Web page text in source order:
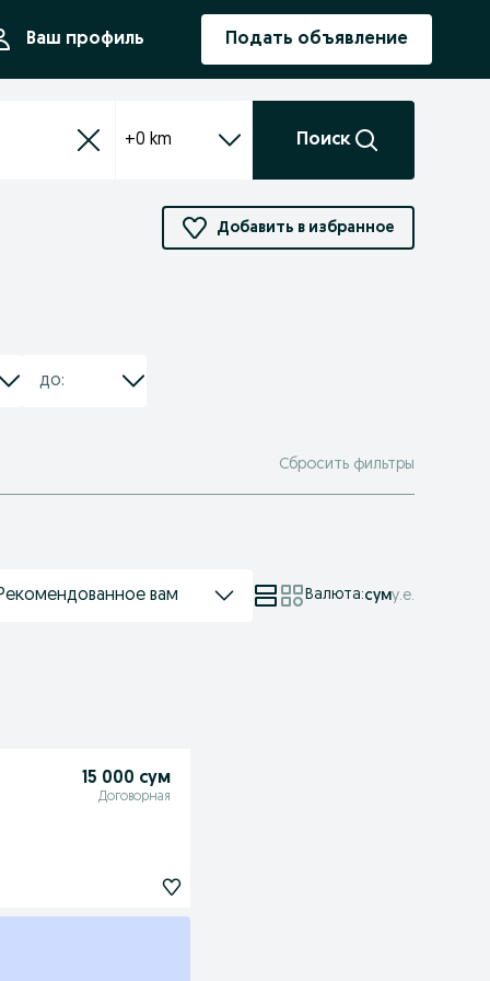
Ваш профиль Подать объявление
+0 km Поиск
Добавить в избранное
Сбросить фильтры
вам Валюта:суму.е.
15 000 сум
Договорная